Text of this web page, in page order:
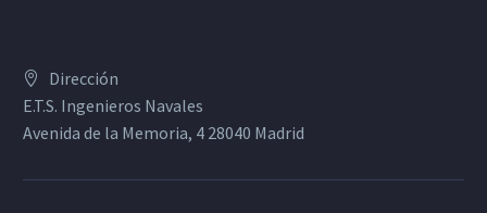
Dirección
E.T.S. Ingenieros Navales
Avenida de la Memoria, 4 28040 Madrid